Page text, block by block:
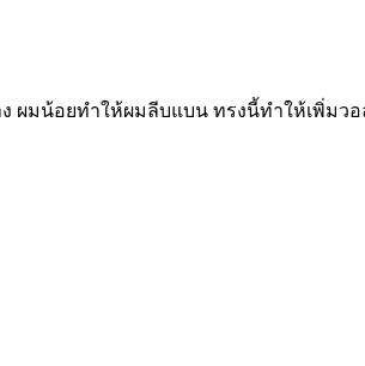
ผมน้อยทำให้ผมลีบแบน ทรงนี้ทำให้เพิ่มว